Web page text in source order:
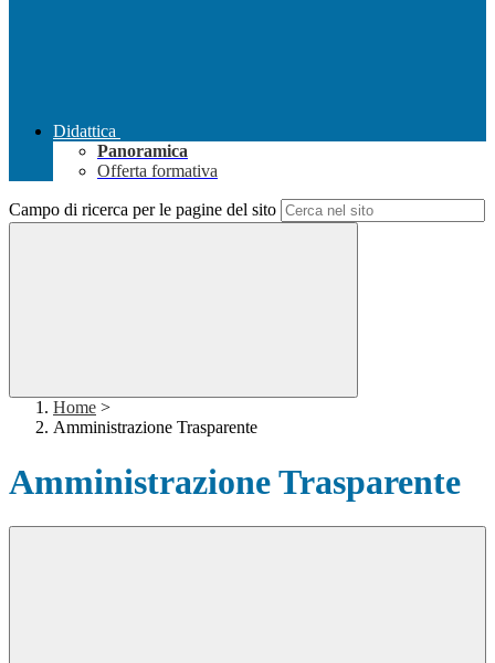
Didattica
Panoramica
Offerta formativa
Campo di ricerca per le pagine del sito
Home >
Amministrazione Trasparente
Amministrazione Trasparente